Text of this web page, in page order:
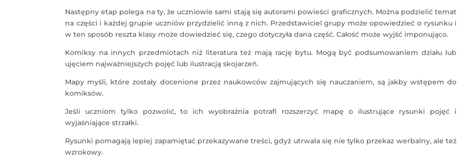
Następny etap polega na ty, że uczniowie sami stają się autorami powieści graficznych. Można podzielić temat
na części i każdej grupie uczniów przydzielić inną z nich. Przedstawiciel grupy może opowiedzieć o rysunku i
w ten sposób reszta klasy może dowiedzieć się, czego dotyczyła dana część. Całość może wyjść imponująco.
Komiksy na innych przedmiotach niż literatura też mają rację bytu. Mogą być podsumowaniem działu lub
ujęciem najważniejszych pojęć lub ilustracją skojarzeń.
Mapy myśli, które zostały docenione przez naukowców zajmujących się nauczaniem, są jakby wstępem do
komiksów.
Jeśli uczniom tylko pozwolić, to ich wyobraźnia potrafi rozszerzyć mapę o ilustrujące rysunki pojęć i
wyjaśniające strzałki.
Rysunki pomagają lepiej zapamiętać przekazywane treści, gdyż utrwala się nie tylko przekaz werbalny, ale też
wzrokowy.